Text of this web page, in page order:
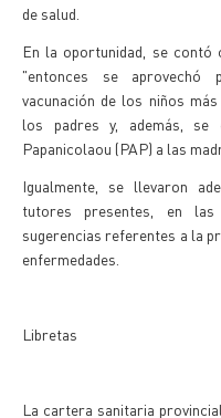
de salud.
En la oportunidad, se contó
"entonces se aprovechó
vacunación de los niños
los padres y, además,
Papanicolaou (PAP) a las
Igualmente, se llevaron
tutores presentes, en
sugerencias referentes a la
enfermedades.
Libretas
La cartera sanitaria